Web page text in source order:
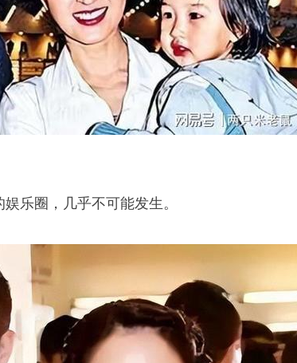
乐圈，几乎不可能发生。